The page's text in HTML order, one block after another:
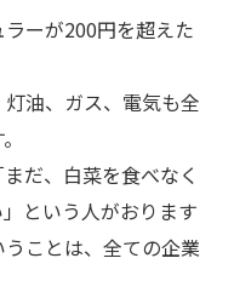
ーが200円を超えた
油、ガス、電気も全
だ、白菜を食べなく
という人がおります
ことは、全ての企業